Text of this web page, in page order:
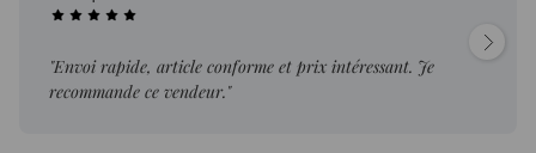
"Envoi rapide, article conforme et prix intéressant. Je
recommande ce vendeur."